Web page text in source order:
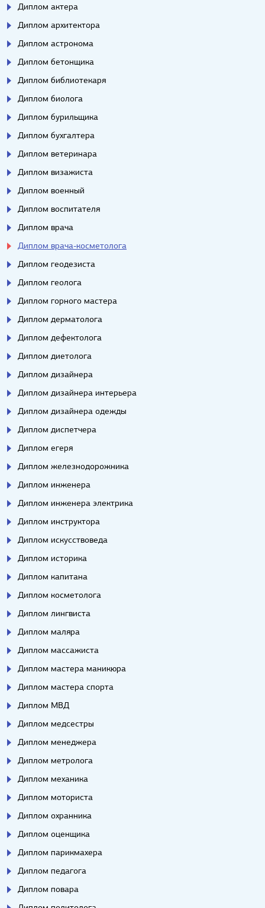
Диплом актера
Диплом архитектора
Диплом астронома
Диплом бетонщика
Диплом библиотекаря
Диплом биолога
Диплом бурильщика
Диплом бухгалтера
Диплом ветеринара
Диплом визажиста
Диплом военный
Диплом воспитателя
Диплом врача
Диплом врача-косметолога
Диплом геодезиста
Диплом геолога
Диплом горного мастера
Диплом дерматолога
Диплом дефектолога
Диплом диетолога
Диплом дизайнера
Диплом дизайнера интерьера
Диплом дизайнера одежды
Диплом диспетчера
Диплом егеря
Диплом железнодорожника
Диплом инженера
Диплом инженера электрика
Диплом инструктора
Диплом искусствоведа
Диплом историка
Диплом капитана
Диплом косметолога
Диплом лингвиста
Диплом маляра
Диплом массажиста
Диплом мастера маникюра
Диплом мастера спорта
Диплом МВД
Диплом медсестры
Диплом менеджера
Диплом метролога
Диплом механика
Диплом моториста
Диплом охранника
Диплом оценщика
Диплом парикмахера
Диплом педагога
Диплом повара